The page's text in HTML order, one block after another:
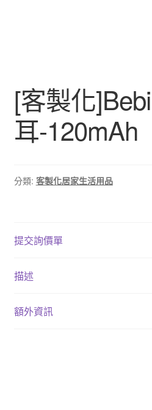
[客製化
耳-120mAh
分類: 客製化居家生活用品
提交詢價單
描述
額外資訊